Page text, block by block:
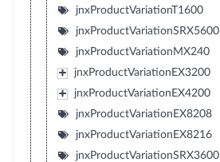
jnxProductVariationT1600
jnxProductVariationSRX5600
jnxProductVariationMX240
jnxProductVariationEX3200
jnxProductVariationEX4200
jnxProductVariationEX8208
jnxProductVariationEX8216
jnxProductVariationSRX3600